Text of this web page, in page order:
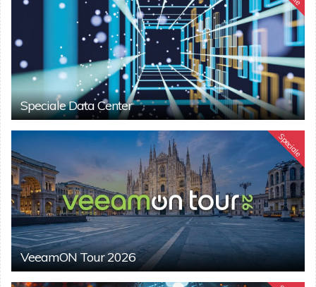
Speciale Data Center
Speciale
VeeamON Tour 2026